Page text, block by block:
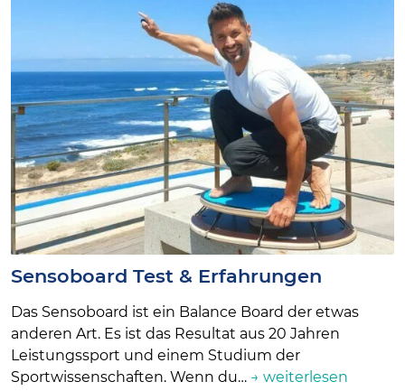
Sensoboard Test & Erfahrungen
Das Sensoboard ist ein Balance Board der etwas
anderen Art. Es ist das Resultat aus 20 Jahren
Leistungssport und einem Studium der
Sportwissenschaften. Wenn du… → weiterlesen